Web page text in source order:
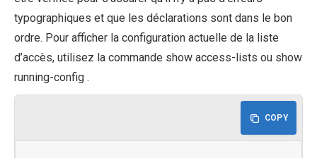
typographiques et que les déclarations sont dans le bon
ordre. Pour afficher la configuration actuelle de la liste
d’accès, utilisez la commande show access-lists ou show
running-config .
COPY